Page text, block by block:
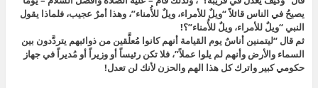
يصيحُ في الناس قائلاً “ويلٌ للأمراء، ويلٌ للأُمناء”، وهذا أمرٌ عجيب، فلماذا يقول
النبي “ويلٌ للأمراء، ويلٌ للأُمناء”؟!
ثم قال “ليتمنين أناسٌ يوم القيامة أنهم كانوا مُعلَّقين من ذوائبهم يتردَّدون بين
السماء والأرض وأنهم لم يلوا عملاً”، فلا تكن رئيساً أو وزيراً أو مُديراً في جهاز
حكومي كبير واترك كل هذا الهم والحزن لأنك لن تعدل!